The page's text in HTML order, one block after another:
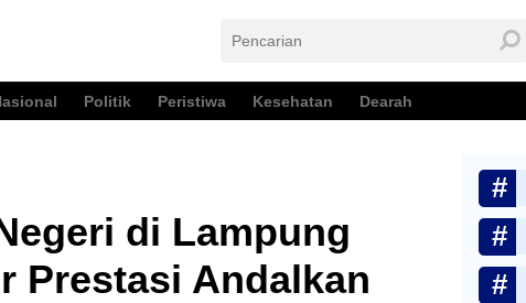
Politik Peristiwa Kesehatan Dearah
di Lampung
Prestasi Andalkan